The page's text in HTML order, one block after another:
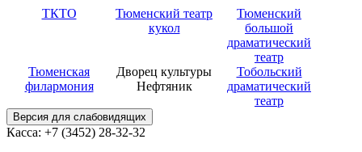
ТКТО
Тюменский театр
кукол
Тюменский
большой
драматический
театр
Тюменская
филармония
Дворец культуры
Нефтяник
Тобольский
драматический
театр
Версия для слабовидящих
Касса: +7 (3452) 28-32-32